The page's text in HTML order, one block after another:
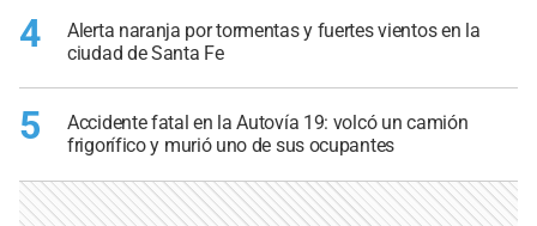
4
Alerta naranja por tormentas y fuertes vientos en la
ciudad de Santa Fe
5
Accidente fatal en la Autovía 19: volcó un camión
frigorífico y murió uno de sus ocupantes